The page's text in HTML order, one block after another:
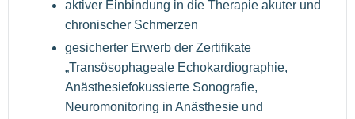
aktiver Einbindung in die Therapie akuter und
chronischer Schmerzen
gesicherter Erwerb der Zertifikate
„Transösophageale Echokardiographie,
Anästhesiefokussierte Sonografie,
Neuromonitoring in Anästhesie und